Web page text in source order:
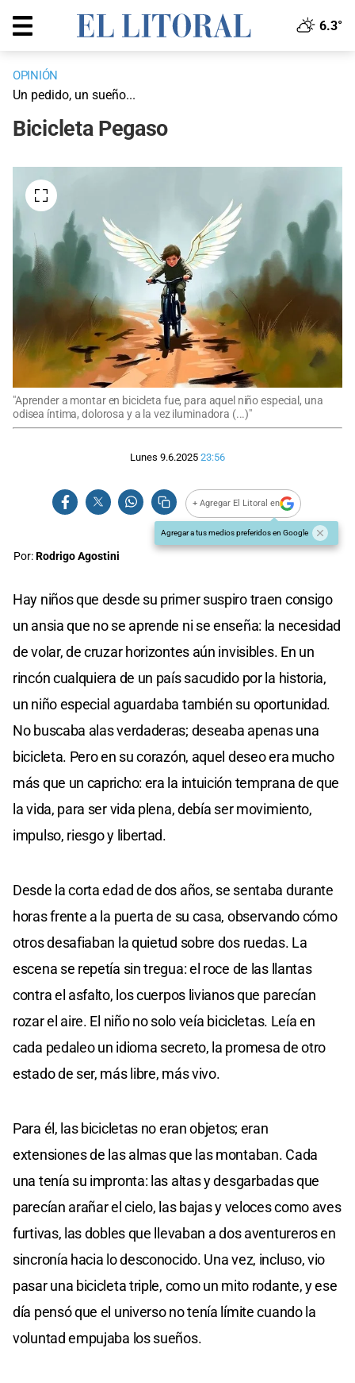
6.3°
OPINIÓN
Un pedido, un sueño...
Bicicleta Pegaso
"Aprender a montar en bicicleta fue, para aquel niño especial, una
odisea íntima, dolorosa y a la vez iluminadora (...)"
Lunes 9.6.2025 23:56
+ Agregar El Litoral en
Agregar a tus medios preferidos en Google
Por:Rodrigo Agostini
Hay niños que desde su primer suspiro traen consigo
un ansia que no se aprende ni se enseña: la necesidad
de volar, de cruzar horizontes aún invisibles. En un
rincón cualquiera de un país sacudido por la historia,
un niño especial aguardaba también su oportunidad.
No buscaba alas verdaderas; deseaba apenas una
bicicleta. Pero en su corazón, aquel deseo era mucho
más que un capricho: era la intuición temprana de que
la vida, para ser vida plena, debía ser movimiento,
impulso, riesgo y libertad.
Desde la corta edad de dos años, se sentaba durante
horas frente a la puerta de su casa, observando cómo
otros desafiaban la quietud sobre dos ruedas. La
escena se repetía sin tregua: el roce de las llantas
contra el asfalto, los cuerpos livianos que parecían
rozar el aire. El niño no solo veía bicicletas. Leía en
cada pedaleo un idioma secreto, la promesa de otro
estado de ser, más libre, más vivo.
Para él, las bicicletas no eran objetos; eran
extensiones de las almas que las montaban. Cada
una tenía su impronta: las altas y desgarbadas que
parecían arañar el cielo, las bajas y veloces como aves
furtivas, las dobles que llevaban a dos aventureros en
sincronía hacia lo desconocido. Una vez, incluso, vio
pasar una bicicleta triple, como un mito rodante, y ese
día pensó que el universo no tenía límite cuando la
voluntad empujaba los sueños.